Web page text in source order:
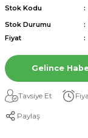
Stok Kodu
Stok Durumu
Fiyat
Gelince
Tavsiye Et
Paylaş